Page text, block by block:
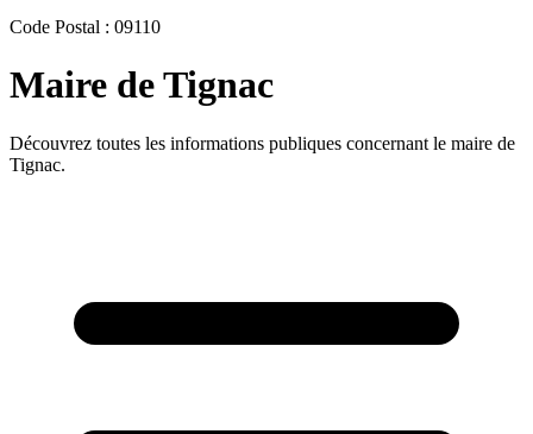
Code Postal : 09110
Maire de Tignac
Découvrez toutes les informations publiques concernant le maire de
Tignac.